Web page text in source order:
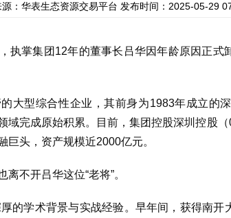
源：华表生态资源交易平台 发布时间：2025-05-29
执掌集团12年的董事长吕华因年龄原因正
大型综合性企业，其前身为1983年成立的
域完成原始积累。
目前，集团控股深圳控股
巨头，资产规模近2000亿元。
不开吕华这位“老将”。
的学术背景与实战经验。早年间，获得南